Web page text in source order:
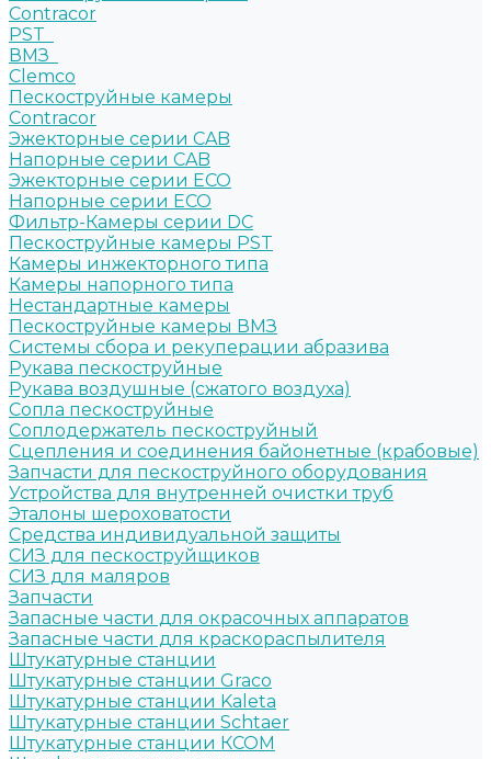
Contracor
PST
ВМЗ
Clemco
Пескоструйные камеры
Contracor
Эжекторные серии CAB
Напорные серии CAB
Эжекторные серии ECO
Напорные серии ECO
Фильтр-Камеры серии DC
Пескоструйные камеры PST
Камеры инжекторного типа
Камеры напорного типа
Нестандартные камеры
Пескоструйные камеры ВМЗ
Системы сбора и рекуперации абразива
Рукава пескоструйные
Рукава воздушные (сжатого воздуха)
Сопла пескоструйные
Соплодержатель пескоструйный
Сцепления и соединения байонетные (крабовые)
Запчасти для пескоструйного оборудования
Устройства для внутренней очистки труб
Эталоны шероховатости
Средства индивидуальной защиты
СИЗ для пескоструйщиков
СИЗ для маляров
Запчасти
Запасные части для окрасочных аппаратов
Запасные части для краскораспылителя
Штукатурные станции
Штукатурные станции Graco
Штукатурные станции Kaleta
Штукатурные станции Schtaer
Штукатурные станции КСОМ